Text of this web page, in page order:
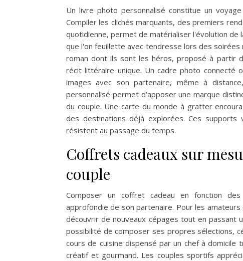
Un livre photo personnalisé constitue un
Compiler les clichés marquants, des premiers
quotidienne, permet de matérialiser l'évolution de
que l'on feuillette avec tendresse lors des soirées
roman dont ils sont les héros, proposé à partir
récit littéraire unique. Un cadre photo connecté
images avec son partenaire, même à
personnalisé permet d'apposer une marque
du couple. Une carte du monde à gratter
des destinations déjà explorées. Ces
résistent au passage du temps.
Coffrets cadeaux sur
couple
Composer un coffret cadeau en fonction
approfondie de son partenaire. Pour les
découvrir de nouveaux cépages tout en passant
possibilité de composer ses propres sélections,
cours de cuisine dispensé par un chef à
créatif et gourmand. Les couples sportifs